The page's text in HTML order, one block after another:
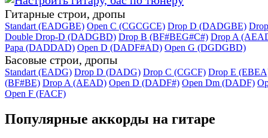
Гитарные строи, дропы
Standart (EADGBE) Open C (CGCGCE) Drop D (DADGBE)
Double Drop-D (DADGBD) Drop B (BF#BEG#C#) Drop A
Papa (DADDAD) Open D (DADF#AD) Open G (DGDGBD)
Басовые строи, дропы
Standart (EADG) Drop D (DADG) Drop C (CGCF) Drop E
(BF#BE) Drop A (AEAD) Open D (DADF#) Open Dm (DADF)
Open F (FACF)
Популярные аккорды на гитаре